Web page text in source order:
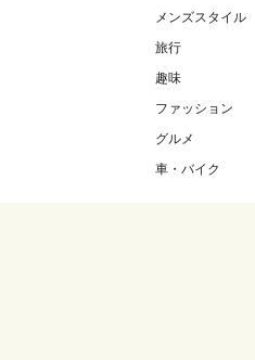
メンズスタイル
旅行
趣味
ファッション
グルメ
車・バイク